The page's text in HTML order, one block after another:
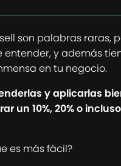
son palabras raras,
entender, y además
en tu negocio.
y aplicarlas
un 10%, 20% o
es más fácil?